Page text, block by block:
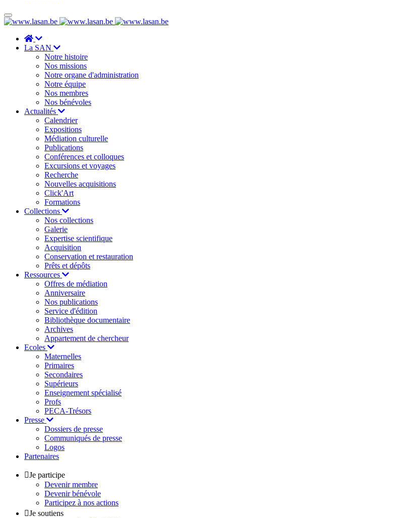
La SAN
Notre histoire
Nos missions
Notre organe d'administration
Notre équipe
Nos membres
Nos bénévoles
Actualités
Calendrier
Expositions
Médiation culturelle
Publications
Conférences et colloques
Excursions et voyages
Recherche
Nouvelles acquisitions
Click'Art
Formations
Collections
Nos collections
Galerie
Expertise scientifique
Acquisition
Conservation et restauration
Prêts et dépôts
Ressources
Offres de médiation
Anniversaire
Nos publications
Service d'édition
Bibliothèque documentaire
Archives
Appartement de chercheur
Ecoles
Maternelles
Primaires
Secondaires
Supérieurs
Enseignement spécialisé
Profs
PECA-Trésors
Presse
Dossiers de presse
Communiqués de presse
Logos
Partenaires
Je participe
Devenir membre
Devenir bénévole
Participez à nos actions
Je soutiens